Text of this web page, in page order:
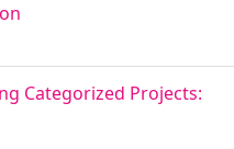
Categorized Projects: